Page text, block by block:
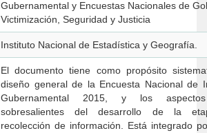
Gubernamental y Encuestas Nacionales de
Victimización, Seguridad y Justicia
Instituto Nacional de Estadística y Geografía.
El documento tiene como propósito
diseño general de la Encuesta Nacional de
Gubernamental 2015, y los aspectos más
sobresalientes del desarrollo de la
recolección de información. Está integrado